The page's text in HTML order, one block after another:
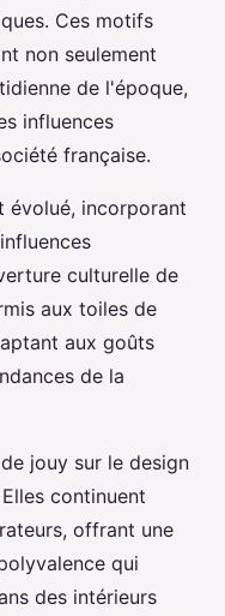
Ces motifs
non seulement
de l'époque,
influences
française.
évolué, incorporant
culturelle de
aux toiles de
aux goûts
de la
jouy sur le design
continuent
offrant une
qui
des intérieurs